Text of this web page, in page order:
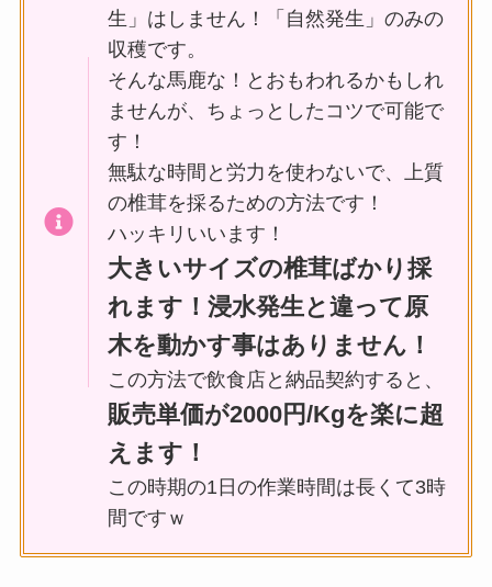
生」はしません！「自然発生」のみの
収穫です。
そんな馬鹿な！とおもわれるかもしれ
ませんが、ちょっとしたコツで可能で
す！
無駄な時間と労力を使わないで、上質
の椎茸を採るための方法です！
ハッキリいいます！
大きいサイズの椎茸ばかり採
れます！浸水発生と違って原
木を動かす事はありません！
この方法で飲食店と納品契約すると、
販売単価が2000円/Kgを楽に超
えます！
この時期の1日の作業時間は長くて3時
間ですｗ